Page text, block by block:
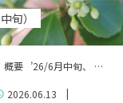
中旬）
概要 ’26/6月中旬、 …
2026.06.13
|